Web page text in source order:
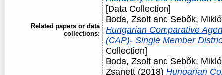
Related papers or data
collections:
[Data Collection]
Boda, Zsolt and Sebők,
Hungarian Comparative
(CAP)- Single Member
Collection]
Boda, Zsolt and Sebők,
Zsanett (2018)Hungarian